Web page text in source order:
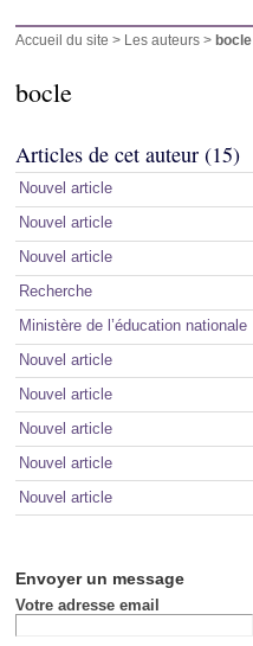
Accueil du site > Les auteurs > bocle
bocle
Articles de cet auteur (15)
Nouvel article
Nouvel article
Nouvel article
Recherche
Ministère de l’éducation nationale
Nouvel article
Nouvel article
Nouvel article
Nouvel article
Nouvel article
Envoyer un message
Votre adresse email